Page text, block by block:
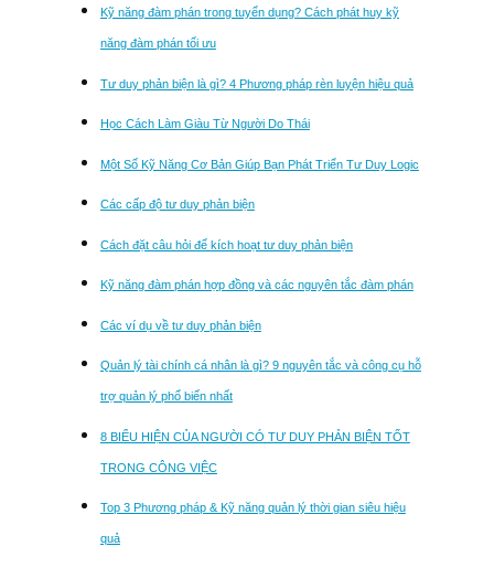
Kỹ năng đàm phán trong tuyển dụng? Cách phát huy kỹ
năng đàm phán tối ưu
Tư duy phản biện là gì? 4 Phương pháp rèn luyện hiệu quả
Học Cách Làm Giàu Từ Người Do Thái
Một Số Kỹ Năng Cơ Bản Giúp Bạn Phát Triển Tư Duy Logic
Các cấp độ tư duy phản biện
Cách đặt câu hỏi để kích hoạt tư duy phản biện
Kỹ năng đàm phán hợp đồng và các nguyên tắc đàm phán
Các ví dụ về tư duy phản biện
Quản lý tài chính cá nhân là gì? 9 nguyên tắc và công cụ hỗ
trợ quản lý phổ biến nhất
8 BIỂU HIỆN CỦA NGƯỜI CÓ TƯ DUY PHẢN BIỆN TỐT
TRONG CÔNG VIỆC
Top 3 Phương pháp & Kỹ năng quản lý thời gian siêu hiệu
quả